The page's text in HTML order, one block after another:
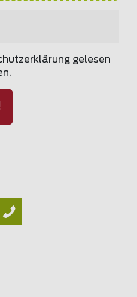
gelesen